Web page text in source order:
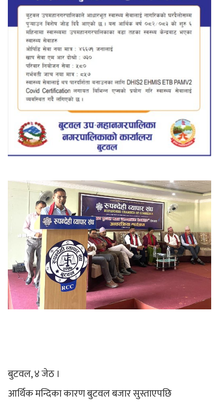
बुटवल, ४ जेठ ।
आर्थिक मन्दिका कारण बुटवल बजार सुस्ताएपछि